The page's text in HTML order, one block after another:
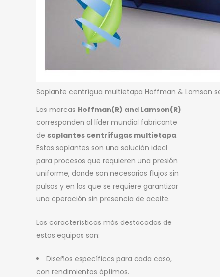
Soplante centrígua multietapa Hoffman & Lamson
Las marcas Hoffman(R) and Lamson(R)
corresponden al líder mundial fabricante
de soplantes centrífugas multietapa.
Estas soplantes son una solución ideal
para procesos que requieren una presión
uniforme, donde son necesarios flujos sin
pulsos y en los que se requiere garantizar
una operación sin presencia de aceite.
Las características más destacadas de
estos equipos son:
Diseños específicos para cada caso,
con rendimientos óptimos.